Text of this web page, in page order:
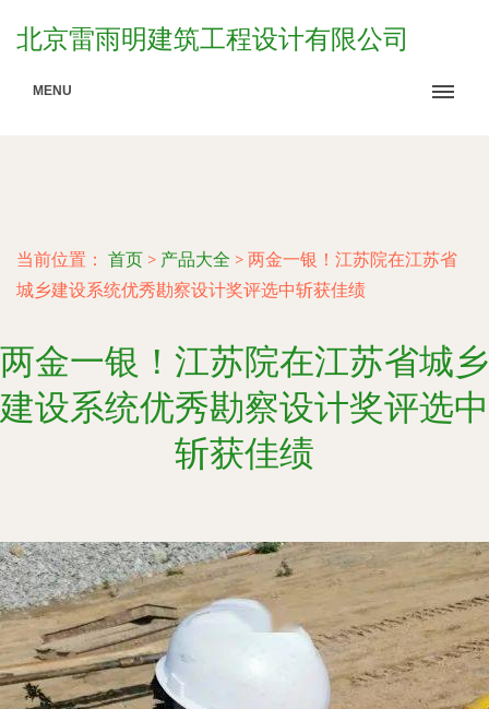
北京雷雨明建筑工程设计有限公司
MENU
当前位置： 首页 > 产品大全 > 两金一银！江苏院在江苏省
城乡建设系统优秀勘察设计奖评选中斩获佳绩
两金一银！江苏院在江苏省城乡
建设系统优秀勘察设计奖评选中
斩获佳绩